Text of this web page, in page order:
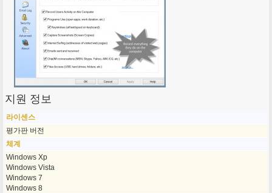
지원 정보
라이센스
평가판 버전
체계
Windows Xp
Windows Vista
Windows 7
Windows 8